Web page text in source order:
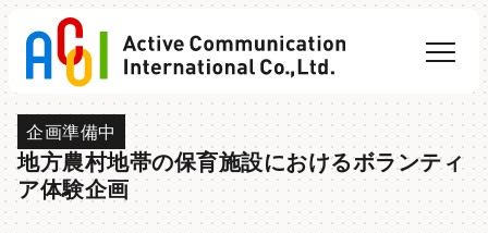
Skip
to
content事業紹介
リサーチ
体験型異文化交流支援​
インバウンド研修企画運営
社会人大学院生進学支援
企画準備中
地方農村地帯の保育施設におけるボランティ
ア体験企画